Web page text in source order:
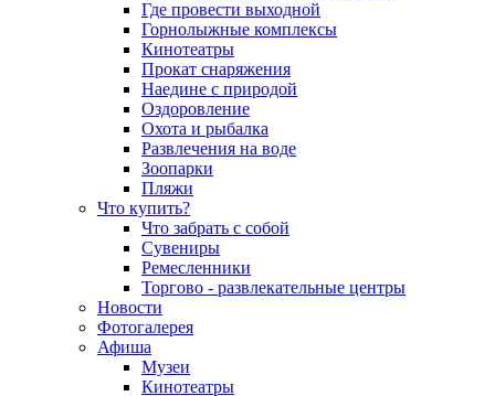
Где провести выходной
Горнолыжные комплексы
Кинотеатры
Прокат снаряжения
Наедине с природой
Оздоровление
Охота и рыбалка
Развлечения на воде
Зоопарки
Пляжи
Что купить?
Что забрать с собой
Сувениры
Ремесленники
Торгово - развлекательные центры
Новости
Фотогалерея
Афиша
Музеи
Кинотеатры